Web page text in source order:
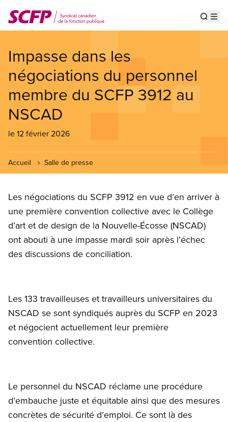
au
contenu
Impasse dans les
négociations du personnel
membre du SCFP 3912 au
NSCAD
le 12 février 2026
Accueil Salle de presse
Les négociations du SCFP 3912 en vue d’en arriver à
une première convention collective avec le Collège
d’art et de design de la Nouvelle-Écosse (NSCAD)
ont abouti à une impasse mardi soir après l’échec
des discussions de conciliation.
Les 133 travailleuses et travailleurs universitaires du
NSCAD se sont syndiqués auprès du SCFP en 2023
et négocient actuellement leur première
convention collective.
Le personnel du NSCAD réclame une procédure
d’embauche juste et équitable ainsi que des mesures
concrètes de sécurité d’emploi. Ce sont là des